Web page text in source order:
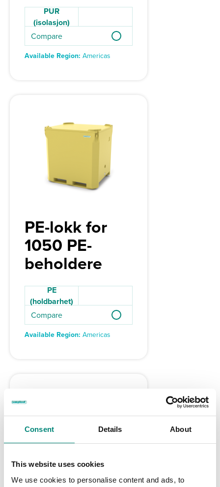
Consent Details About
This website uses cookies
We use cookies to personalise content and ads, to
PUR
(isolasjon)
Compare
Available Region: Americas
PE-lokk for
1050 PE-
beholdere
PE
(holdbarhet)
Compare
Available Region: Americas